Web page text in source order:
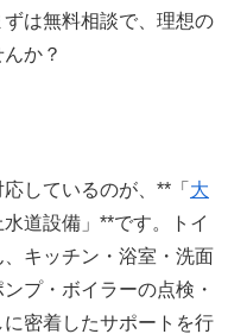
は無料相談で、理想の
か？
しているのが、**「 大
水道設備」**です。トイ
キッチン・浴室・洗面
プ・ボイラーの点検・
密着したサポートを行